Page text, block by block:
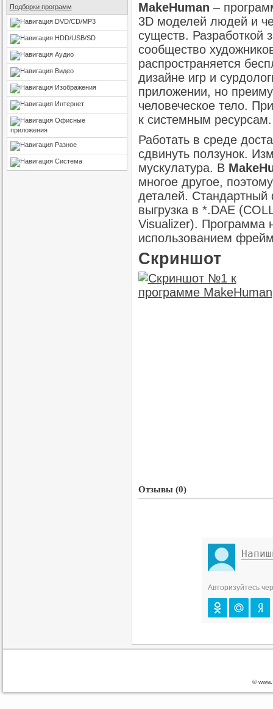
Подборки программ
DVD/CD/MP3
HDD/USB/SD
Аудио
Видео
Изображения
Интернет
Офисные
приложения
Разное
Система
MakeHuman –
3D моделей людей и
существ. Разработкой
сообщество
распространяется
дизайне игр и
приложении, но
человеческое тело.
к системным ресурсам.
Работать в среде
сдвинуть ползунок.
мускулатура. В
многое другое,
деталей.
выгрузка в *.DAE
Visualizer). Программа
использованием
Скриншот
Отзывы (0)
Авторизуйтесь
©